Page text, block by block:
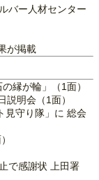
バー人材センター
が掲載
縁が輪」（1面）
明会（1面）
見守り隊」に 総会
で感謝状 上田署